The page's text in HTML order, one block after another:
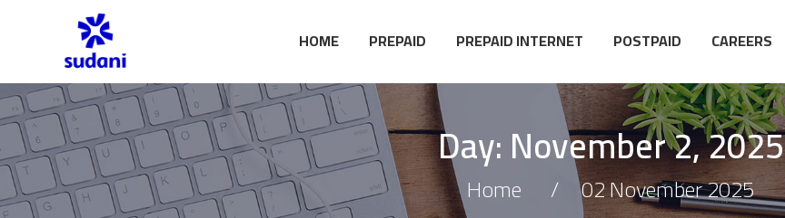
HOME PREPAID PREPAID INTERNET POSTPAID CAREERS
Day:November 2, 2025
Home 02 November 2025